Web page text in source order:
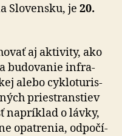
Slo­ven­sku, je 20.
aj aktivity, ako
budovanie infra­
alebo cyklo­tu­ris­
priestranstiev
napríklad o lávky,
opatrenia, odpo­čí­